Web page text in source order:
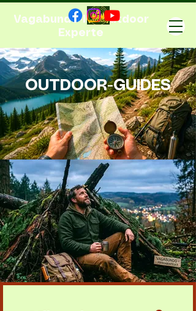
Vagabundo-Ihr Outdoor
Experte
OUTDOOR-GUIDES